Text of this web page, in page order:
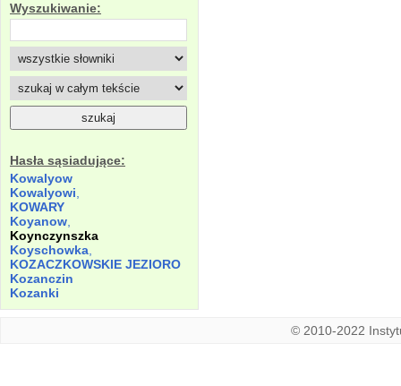
Wyszukiwanie:
Hasła sąsiadujące:
Kowalyow
Kowalyowi
KOWARY
Koyanow
Koynczynszka
Koyschowka
KOZACZKOWSKIE JEZIORO
Kozanczin
Kozanki
© 2010-2022